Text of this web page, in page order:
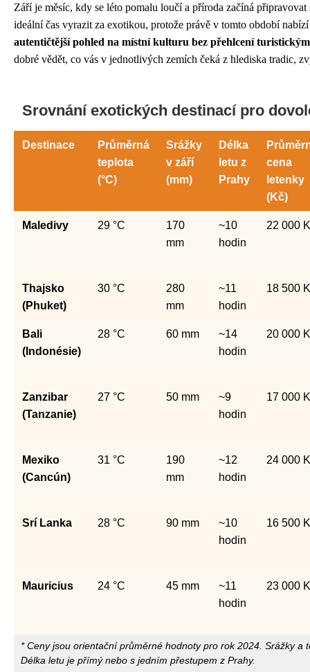
Září je měsíc, kdy se léto pomalu loučí a příroda začíná
ideální čas vyrazit za exotikou, protože právě v tomto období
autentičtější pohled na místní kulturu bez přehlcení
dobré vědět, co vás v jednotlivých zemích čeká z hlediska tradic,
Srovnání exotických destinací pro
Destinace
Průměrná
teplota
(°C)
Srážky
v září
(mm)
Délka
letu z
Prahy
cena
letenky
(Kč)
Maledivy 29 °C
170
mm
~10
hodin
22 000
Thajsko
(Phuket)
30 °C
280
mm
~11
hodin
18 500
Bali
(Indonésie)
28 °C 60 mm
~14
hodin
20 000
Zanzibar
(Tanzanie)
27 °C 50 mm
~9
hodin
17 000
Mexiko
(Cancún)
31 °C
190
mm
~12
hodin
24 000
Srí Lanka 28 °C 90 mm
~10
hodin
16 500
Mauricius 24 °C 45 mm
~11
hodin
23 000
* Ceny jsou orientační průměrné hodnoty pro rok 2024. Srážky
Délka letu je přímý nebo s jedním přestupem z Prahy.